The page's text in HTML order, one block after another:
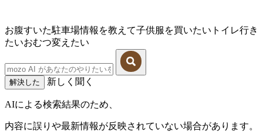
お腹すいた駐車場情報を教えて子供服を買いたい トイレ行き
たいおむつ変えたい
解決した 新しく聞く
AIによる検索結果のため、
内容に誤りや最新情報が反映されていない場合があります。